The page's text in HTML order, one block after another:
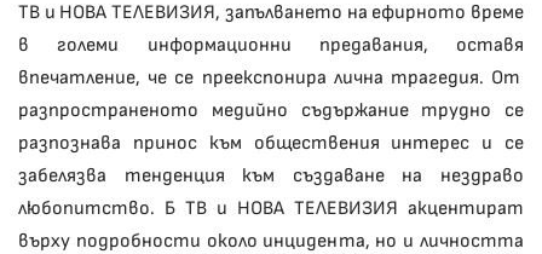
ТВ и НОВА ТЕЛЕВИЗИЯ, запълването на ефирното време
в големи информационни предавания, оставя
впечатление, че се преекспонира лична трагедия. От
разпространеното медийно съдържание трудно се
разпознава принос към обществения интерес и се
забелязва тенденция към създаване на нездраво
любопитство. Б ТВ и НОВА ТЕЛЕВИЗИЯ акцентират
върху подробности около инцидента, но и личността